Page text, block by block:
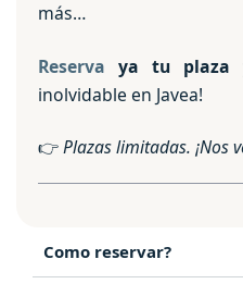
más…
Reserva ya tu plaza
inolvidable en Javea!
👉Plazas limitadas. ¡Nos
Como reservar?